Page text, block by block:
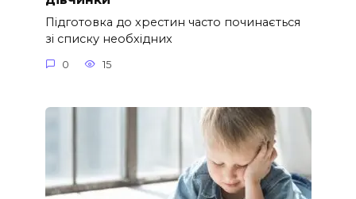
Підготовка до хрестин часто починається
зі списку необхідних
0 15